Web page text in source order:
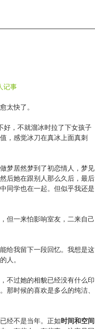
记事
太快了。
好，不就溜冰时拉了下女孩子
，感觉冰刀在真冰上面真刺
梦居然梦到了初恋情人，梦见
后她在跟别人那么久后，最后
同学也在一起。但似乎我还是
但一来怕影响室友，二来自己
给我留下一段回忆。我想是这
人。
不过她的相貌已经没有什么印
那时候的喜欢是多么的纯洁、
经不是当年。正如时间和空间